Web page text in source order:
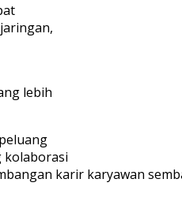
lebih
kolaborasi
karir karyawan